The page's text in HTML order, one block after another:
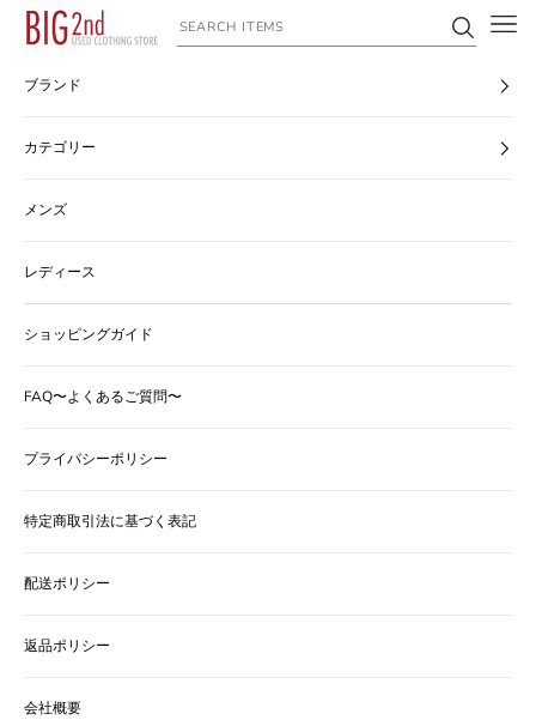
コンテンツへスキップ
ヴィンテージ古着のオンライン通販なら【公式】古着屋BIG2nd
ブランド
カテゴリー
メンズ
レディース
ショッピングガイド
FAQ〜よくあるご質問〜
プライバシーポリシー
特定商取引法に基づく表記
配送ポリシー
返品ポリシー
会社概要